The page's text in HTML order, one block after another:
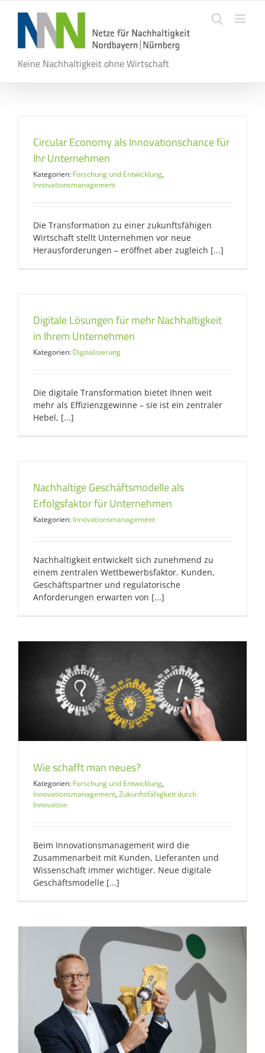
springen
Keine Nachhaltigkeit ohne Wirtschaft
Circular Economy als Innovationschance für
Ihr Unternehmen
Kategorien: Forschung und Entwicklung,
Innovationsmanagement
Die Transformation zu einer zukunftsfähigen
Wirtschaft stellt Unternehmen vor neue
Herausforderungen – eröffnet aber zugleich [...]
Digitale Lösungen für mehr Nachhaltigkeit
in Ihrem Unternehmen
Kategorien: Digitalisierung
Die digitale Transformation bietet Ihnen weit
mehr als Effizienzgewinne – sie ist ein zentraler
Hebel, [...]
Nachhaltige Geschäftsmodelle als
Erfolgsfaktor für Unternehmen
Kategorien: Innovationsmanagement
Nachhaltigkeit entwickelt sich zunehmend zu
einem zentralen Wettbewerbsfaktor. Kunden,
Geschäftspartner und regulatorische
Anforderungen erwarten von [...]
Wie schafft man neues?
Kategorien: Forschung und Entwicklung,
Innovationsmanagement, Zukunftsfähigkeit durch
Innovation
Beim Innovationsmanagement wird die
Zusammenarbeit mit Kunden, Lieferanten und
Wissenschaft immer wichtiger. Neue digitale
Geschäftsmodelle [...]